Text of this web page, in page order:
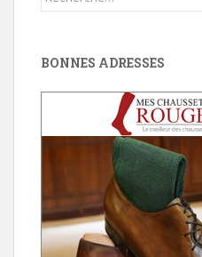
BONNES ADRESSES